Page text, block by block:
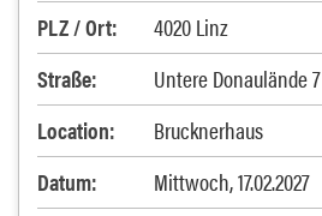
PLZ / Ort:
4020 Linz
Straße:
Untere Donaulände 7
Location:
Brucknerhaus
Datum:
Mittwoch, 17.02.2027